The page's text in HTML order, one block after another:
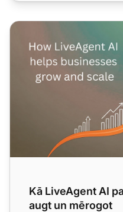
Kā LiveAgent AI palīdz
Kā LiveAgent AI
augt un mērogot